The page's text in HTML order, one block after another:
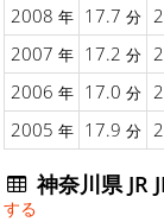
2008 年 17.7 分
2007 年 17.2 分
2006 年 17.0 分
2005 年 17.9 分
神奈川県 JR
する